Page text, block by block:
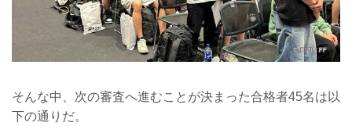
そんな中、次の審査へ進むことが決まった合格者45名は以
下の通りだ。